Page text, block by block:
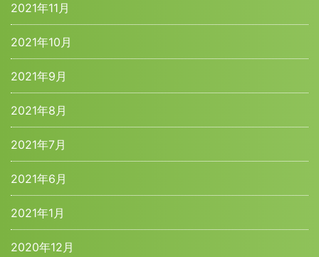
2021年11月
2021年10月
2021年9月
2021年8月
2021年7月
2021年6月
2021年1月
2020年12月